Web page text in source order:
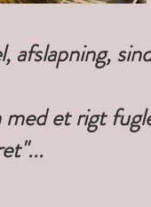
med et rigt